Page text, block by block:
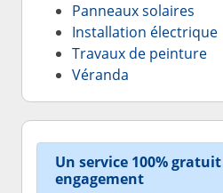
Panneaux solaires
Installation électrique
Travaux de peinture
Véranda
Un service 100%
engagement